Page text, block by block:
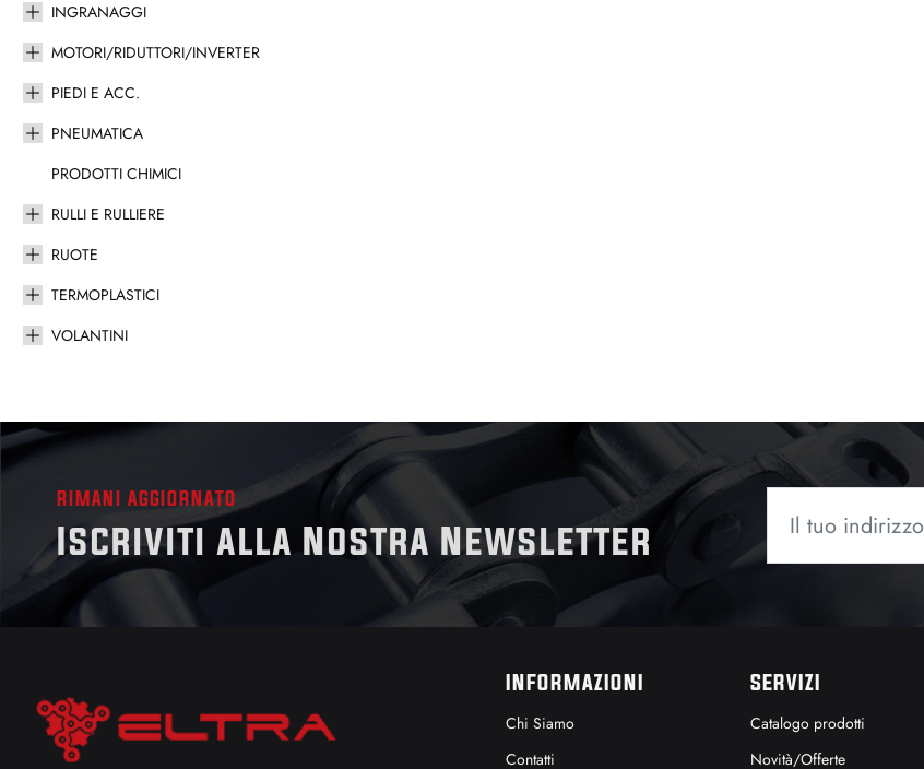
INGRANAGGI
MOTORI/RIDUTTORI/INVERTER
PIEDI E ACC.
PNEUMATICA
PRODOTTI CHIMICI
RULLI E RULLIERE
RUOTE
TERMOPLASTICI
VOLANTINI
RIMANI AGGIORNATO
Iscriviti alla Nostra Newsletter
INFORMAZIONI
Chi Siamo
Contatti
SERVIZI
Catalogo prodotti
Novità/Offerte